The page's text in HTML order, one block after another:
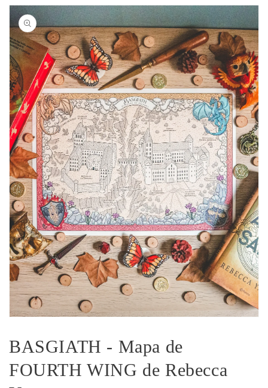
directamente
a la
información
del producto
1
una
ventana
BASGIATH - Mapa de
FOURTH WING de Rebecca